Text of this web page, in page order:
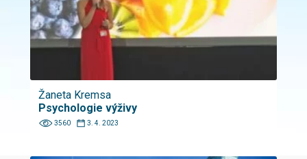
Žaneta Kremsa
Psychologie výživy
3560 3. 4. 2023